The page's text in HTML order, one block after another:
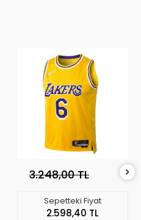
3.248,00 TL
Sepetteki Fiyat
2.598,40 TL